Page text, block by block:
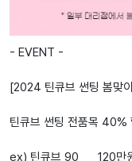
- EVENT -
[2024 틴큐브 썬팅 봄맞
틴큐브 썬팅 전품목 40%
ex) 틴큐브 90 120만